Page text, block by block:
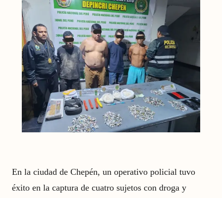
En la ciudad de Chepén, un operativo policial tuvo
éxito en la captura de cuatro sujetos con droga y